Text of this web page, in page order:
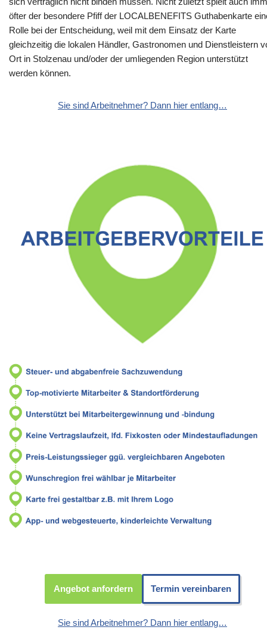
öfter der besondere Pfiff der LOCALBENEFITS Guthabenkarte
Rolle bei der Entscheidung, weil mit dem Einsatz der Karte
gleichzeitig die lokalen Händler, Gastronomen und Dienstleistern
Ort in Stolzenau und/oder der umliegenden Region unterstützt
werden können.
Sie sind Arbeitnehmer? Dann hier entlang…
Angebot anfordern Termin vereinbaren
Sie sind Arbeitnehmer? Dann hier entlang…